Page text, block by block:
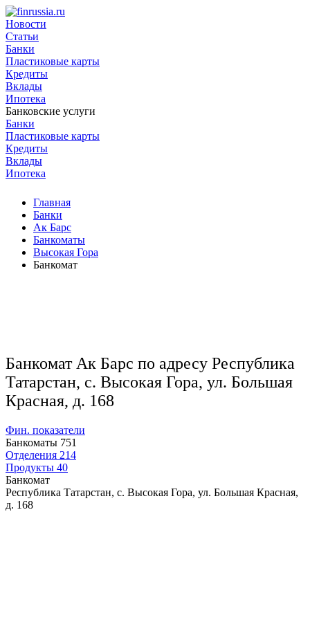
Новости
Статьи
Банки
Пластиковые карты
Кредиты
Вклады
Ипотека
Банковские услуги
Банки
Пластиковые карты
Кредиты
Вклады
Ипотека
Главная
Банки
Ак Барс
Банкоматы
Высокая Гора
Банкомат
Банкомат Ак Барс по адресу Республика
Татарстан, с. Высокая Гора, ул. Большая
Красная, д. 168
Фин. показатели
Банкоматы 751
Отделения 214
Продукты 40
Банкомат
Республика Татарстан, с. Высокая Гора, ул. Большая Красная,
д. 168